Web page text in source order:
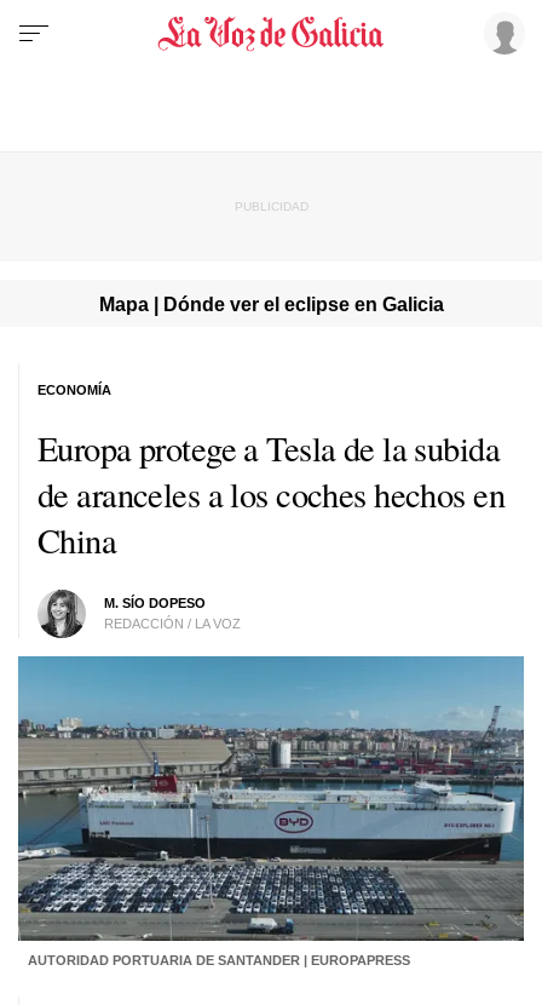
Mapa | Dónde ver el eclipse en Galicia
Europa protege a Tesla de la subida
de aranceles a los coches hechos en
China
M. SÍO DOPESO
REDACCIÓN / LA VOZ
ECONOMÍA
AUTORIDAD PORTUARIA DE SANTANDER | EUROPAPRESS